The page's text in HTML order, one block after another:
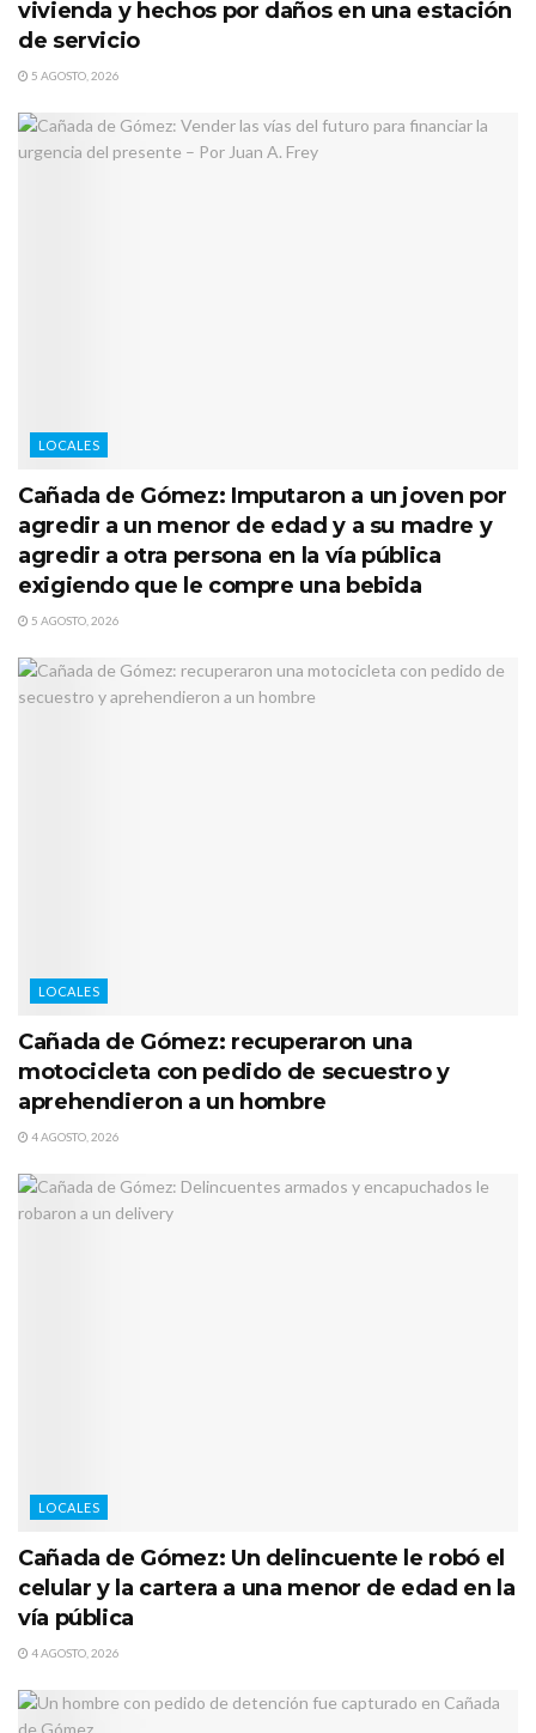
vivienda y hechos por daños en una estación
de servicio
5 AGOSTO, 2026
LOCALES
Cañada de Gómez: Imputaron a un joven por
agredir a un menor de edad y a su madre y
agredir a otra persona en la vía pública
exigiendo que le compre una bebida
5 AGOSTO, 2026
LOCALES
Cañada de Gómez: recuperaron una
motocicleta con pedido de secuestro y
aprehendieron a un hombre
4 AGOSTO, 2026
LOCALES
Cañada de Gómez: Un delincuente le robó el
celular y la cartera a una menor de edad en la
vía pública
4 AGOSTO, 2026